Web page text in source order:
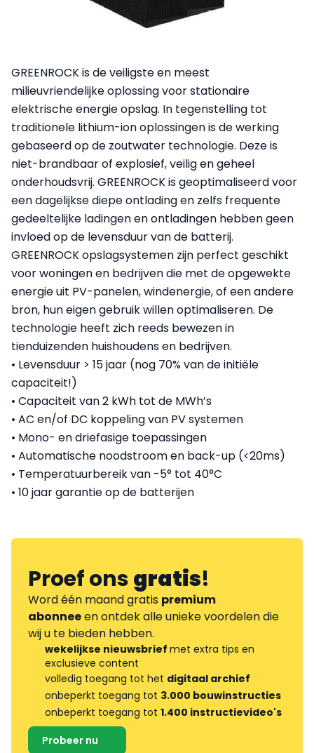
GREENROCK is de veiligste en meest
milieuvriendelijke oplossing voor stationaire
elektrische energie opslag. In tegenstelling tot
traditionele lithium-ion oplossingen is de werking
gebaseerd op de zoutwater technologie. Deze is
niet-brandbaar of explosief, veilig en geheel
onderhoudsvrij. GREENROCK is geoptimaliseerd voor
een dagelijkse diepe ontlading en zelfs frequente
gedeeltelijke ladingen en ontladingen hebben geen
invloed op de levensduur van de batterij.
GREENROCK opslagsystemen zijn perfect geschikt
voor woningen en bedrijven die met de opgewekte
energie uit PV-panelen, windenergie, of een andere
bron, hun eigen gebruik willen optimaliseren. De
technologie heeft zich reeds bewezen in
tienduizenden huishoudens en bedrijven.
• Levensduur > 15 jaar (nog 70% van de initiële
capaciteit!)
• Capaciteit van 2 kWh tot de MWh’s
• AC en/of DC koppeling van PV systemen
• Mono- en driefasige toepassingen
• Automatische noodstroom en back-up (<20ms)
• Temperatuurbereik van -5° tot 40°C
• 10 jaar garantie op de batterijen
Proef onsgratis!
Word één maand gratis premium
abonneeen ontdek alle unieke voordelen die
wij u te bieden hebben.
wekelijkse nieuwsbrief met extra tips en
exclusieve content
volledig toegang tot het digitaal archief
onbeperkt toegang tot 3.000 bouwinstructies
onbeperkt toegang tot 1.400 instructievideo's
Probeer nu